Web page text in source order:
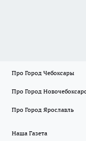
Про Город Чебоксары
Про Город
Про Город Ярославль
Наша Газета